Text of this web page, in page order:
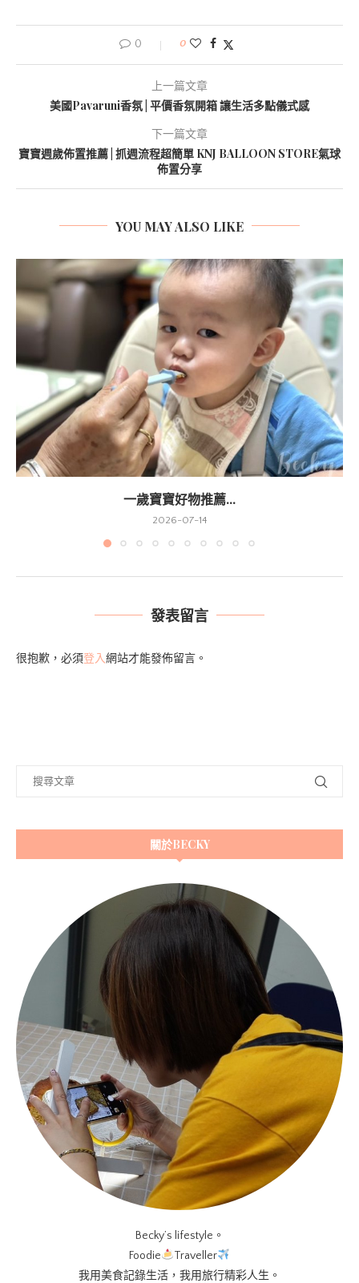
0 0
上一篇文章
美國Pavaruni香氛 | 平價香氛開箱 讓生活多點儀式感
下一篇文章
寶寶週歲佈置推薦 | 抓週流程超簡單 KNJ BALLOON STORE氣球
佈置分享
YOU MAY ALSO LIKE
一歲寶寶好物推薦...
2026-07-14
發表留言
很抱歉，必須登入網站才能發佈留言。
關於BECKY
Becky’s lifestyle。
Foodie
Traveller
我用美食記錄生活，我用旅行精彩人生。